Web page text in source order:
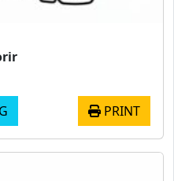
PRINT